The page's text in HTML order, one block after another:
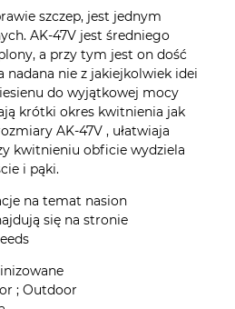
szczep, jest jednym
AK-47V jest średniego
a przy tym jest on dość
nadana nie z jakiejkolwiek idei
do wyjątkowej mocy
krótki okres kwitnienia jak
AK-47V , ułatwiaja
kwitnieniu obficie wydziela
i pąki.
na temat nasion
się na stronie
; Outdoor